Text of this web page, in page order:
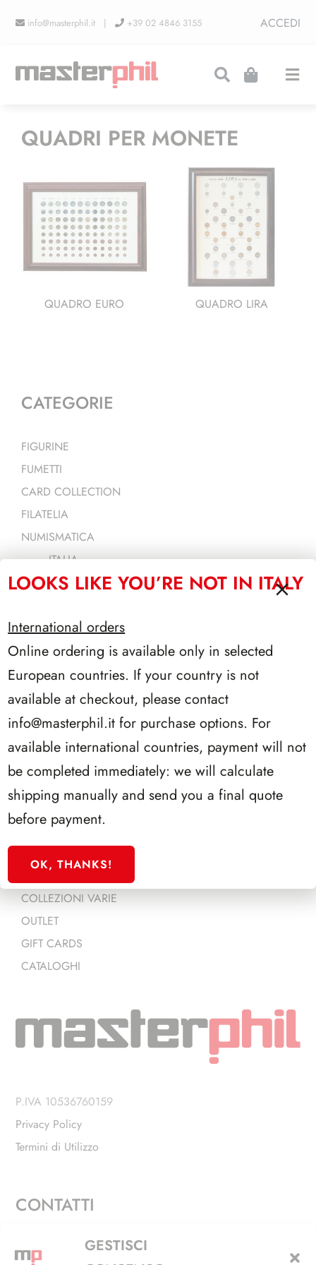
GESTISCI
info@masterphil.it | +39 02 4846 3155 ACCEDI
LINEA COLLEZIONISMO
FIERE
CONTATTI
QUADRI PER MONETE
QUADRO EURO QUADRO LIRA
CATEGORIE
FIGURINE
FUMETTI
CARD COLLECTION
FILATELIA
NUMISMATICA
ITALIA
SAN MARINO
EURO
DOLLARI AMERICANI
RACCOGLITORI E INSERTI GENERICI
ACCESSORI NUMISMATICI
VALIGETTE - COFANETTI & ASTUCCI
QUADRI E PORTACHIAVI
PORTACHIAVI PORTAMONETA
QUADRI PER MONETE
CATALOGHI NUMISMATICI
CARTAMONETA
POSTER E LOCANDINE
COLLEZIONI VARIE
OUTLET
GIFT CARDS
CATALOGHI
P.IVA 10536760159
Privacy Policy
Termini di Utilizzo
CONTATTI
Via Alfieri, 27 - Trezzano Sul Naviglio (MI)
LOOKS LIKE YOU’RE NOT IN ITALY
International orders
Online ordering is available only in selected
European countries. If your country is not
available at checkout, please contact
info@masterphil.it for purchase options. For
available international countries, payment will not
be completed immediately: we will calculate
shipping manually and send you a final quote
before payment.
OK, THANKS!